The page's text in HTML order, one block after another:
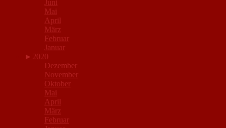
Juni
Mai
April
März
Februar
Januar
► 2020
Dezember
November
Oktober
Mai
April
März
Februar